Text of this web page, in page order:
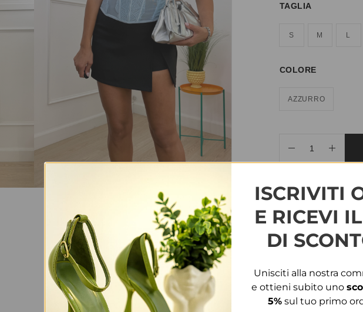
TAGLIA
S M L
COLORE
AZZURRO
COD:33582CATEGORIE:
INFORMAZIONI
TAGLIA S, M, L
ISCRIVITI
E RICEVI
DI
Unisciti alla nostra
e ottieni subito uno
5%sul tuo primo